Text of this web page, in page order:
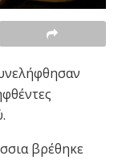
βρέθηκε